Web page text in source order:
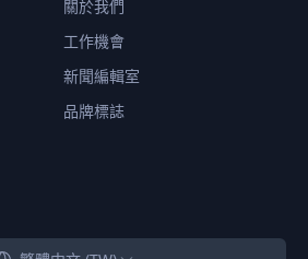
關於我們
工作機會
新聞編輯室
品牌標誌